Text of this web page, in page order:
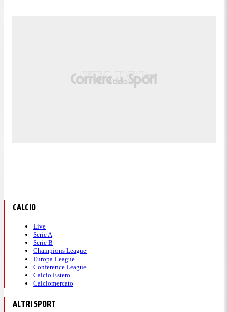
CALCIO
Live
Serie A
Serie B
Champions League
Europa League
Conference League
Calcio Estero
Calciomercato
ALTRI SPORT